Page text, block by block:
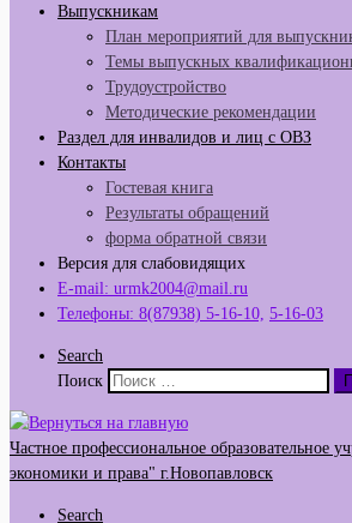
Выпускникам
План мероприятий для
Темы выпускных
Трудоустройство
Методические рекомендации
Раздел для инвалидов и лиц с ОВЗ
Контакты
Гостевая книга
Результаты обращений
форма обратной связи
Версия для слабовидящих
E-mail: urmk2004@mail.ru
Телефоны: 8(87938) 5-16-10, 5-16-03
Search
Поиск
Частное профессиональное образовательное
экономики и права" г.Новопавловск
Search